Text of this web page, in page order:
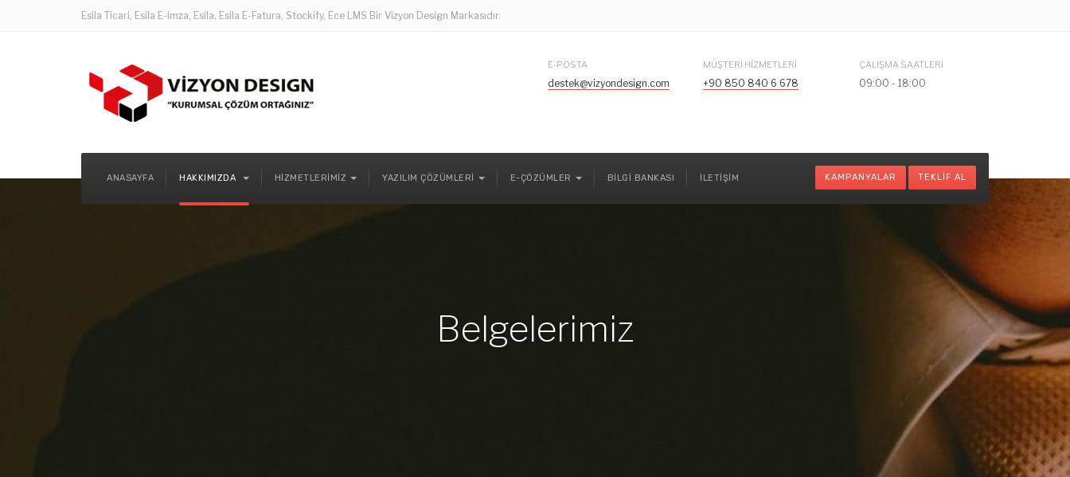
Esila Ticari, Esila E-imza, Esila, Esila E-Fatura, Stockify, Ece LMS Bir Vizyon Design Markasıdır.
E-POSTA
destek@vizyondesign.com
MÜŞTERI HIZMETLERI
+90 850 840 6 678
ÇALIŞMA SAATLERI
09:00 - 18:00
ANASAYFA HAKKIMIZDA HIZMETLERIMIZ YAZILIM ÇÖZÜMLERI E-ÇÖZÜMLER BILGI BANKASI İLETIŞIM KAMPANYALAR TEKLIF AL
Belgelerimiz